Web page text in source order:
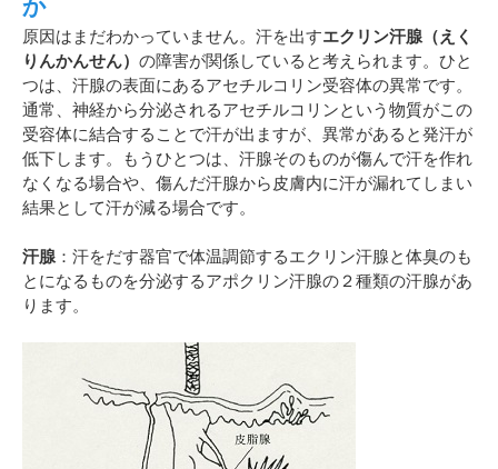
か
原因はまだわかっていません。汗を出すエクリン汗腺（えく
りんかんせん） の障害が関係していると考えられます。ひと
つは、汗腺の表面にあるアセチルコリン受容体の異常です。
通常、神経から分泌されるアセチルコリンという物質がこの
受容体に結合することで汗が出ますが、異常があると発汗が
低下します。もうひとつは、汗腺そのものが傷んで汗を作れ
なくなる場合や、傷んだ汗腺から皮膚内に汗が漏れてしまい
結果として汗が減る場合です。
汗腺：汗をだす器官で体温調節するエクリン汗腺と体臭のも
とになるものを分泌するアポクリン汗腺の２種類の汗腺があ
ります。